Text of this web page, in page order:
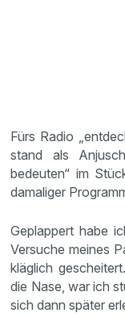
Fürs Radio
stand als
bedeuten“ im
damaliger
Geplappert habe
Versuche meines
kläglich
die Nase, war ich
sich dann später